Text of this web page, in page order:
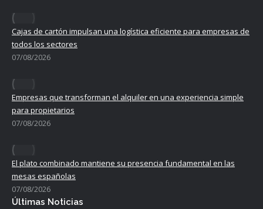
Cajas de cartón impulsan una logística eficiente para empresas de
todos los sectores
07/08/2026
Empresas que transforman el alquiler en una experiencia simple
para propietarios
07/08/2026
El plato combinado mantiene su presencia fundamental en las
mesas españolas
07/08/2026
Últimas Noticias